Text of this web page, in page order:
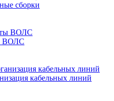
сборки
ВОЛС
кабельных линий